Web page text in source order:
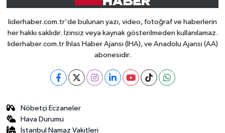
liderhaber.com.tr'de bulunan yazı, video, fotoğraf ve haberlerin
her hakkı saklıdır. İzinsiz veya kaynak gösterilmeden kullanılamaz.
liderhaber.com.tr İhlas Haber Ajansı (İHA), ve Anadolu Ajansı (AA)
abonesidir.
Nöbetçi Eczaneler
Hava Durumu
İstanbul Namaz Vakitleri